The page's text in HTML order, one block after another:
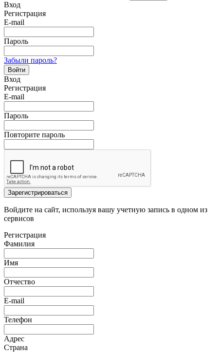
Вход
Регистрация
E-mail
Пароль
Забыли пароль?
Войти
Вход
Регистрация
E-mail
Пароль
Повторите пароль
Зарегистрироваться
Войдите на сайт, используя вашу учетную запись в одном из
сервисов
Регистрация
Фамилия
Имя
Отчество
E-mail
Телефон
Адрес
Страна